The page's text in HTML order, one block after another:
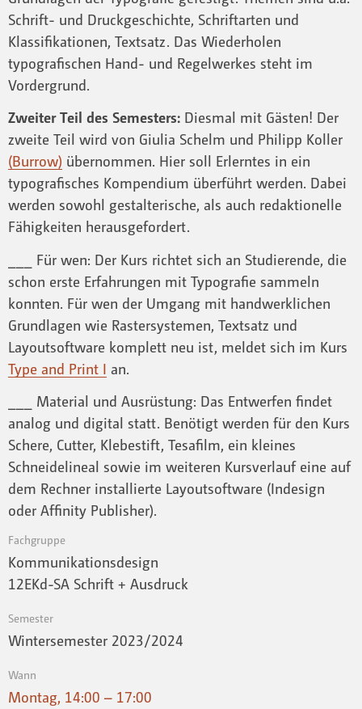
Schrift- und Druckgeschichte, Schriftarten und
Klassifikationen, Textsatz. Das Wiederholen
typografischen Hand- und Regelwerkes steht im
Vordergrund.
Zweiter Teil des Semesters: Diesmal mit Gästen! Der
zweite Teil wird von Giulia Schelm und Philipp Koller
(Burrow) übernommen. Hier soll Erlerntes in ein
typografisches Kompendium überführt werden. Dabei
werden sowohl gestalterische, als auch redaktionelle
Fähigkeiten herausgefordert.
___ Für wen: Der Kurs richtet sich an Studierende, die
schon erste Erfahrungen mit Typografie sammeln
konnten. Für wen der Umgang mit handwerklichen
Grundlagen wie Rastersystemen, Textsatz und
Layoutsoftware komplett neu ist, meldet sich im Kurs
Type and Print I an.
___ Material und Ausrüstung: Das Entwerfen findet
analog und digital statt. Benötigt werden für den Kurs
Schere, Cutter, Klebestift, Tesafilm, ein kleines
Schneidelineal sowie im weiteren Kursverlauf eine auf
dem Rechner installierte Layoutsoftware (Indesign
oder Affinity Publisher).
Fachgruppe
Kommunikationsdesign
12EKd-SA Schrift + Ausdruck
Semester
Wintersemester 2023 / 2024
Wann
Montag, 14:00 – 17:00